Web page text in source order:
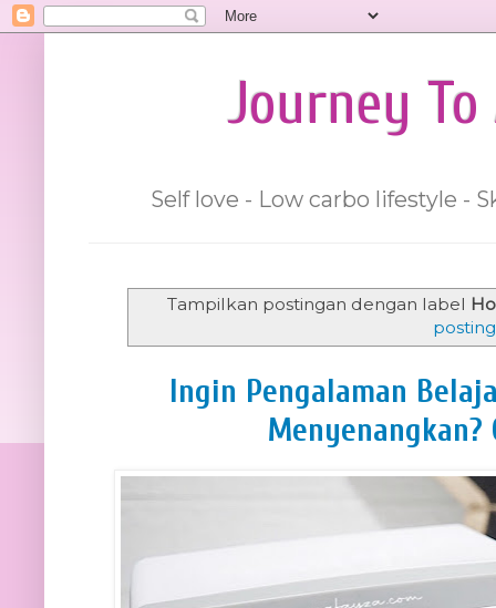
Journey
Self love - Low carbo lifestyle -
Tampilkan postingan dengan label
Ingin Pengalaman
Menyenangkan?